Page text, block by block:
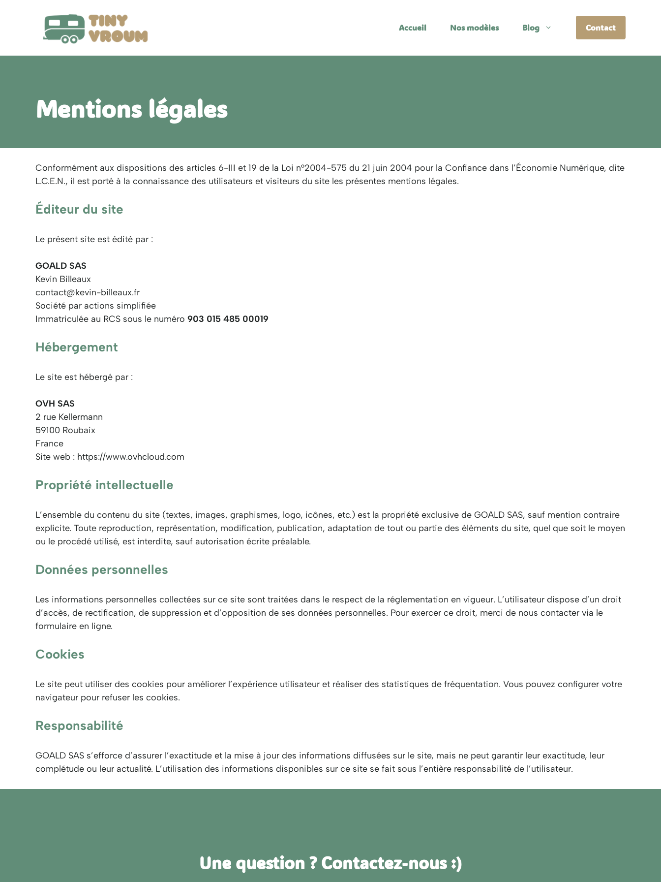
Accueil Nos modèles Blog Contact
Mentions légales
Conformément aux dispositions des articles 6-III et 19 de la Loi n°2004-575 du 21 juin 2004 pour la Confiance dans l’Économie Numérique, dite
L.C.E.N., il est porté à la connaissance des utilisateurs et visiteurs du site les présentes mentions légales.
Éditeur du site
Le présent site est édité par :
GOALD SAS
Kevin Billeaux
contact@kevin-billeaux.fr
Société par actions simplifiée
Immatriculée au RCS sous le numéro 903 015 485 00019
Hébergement
Le site est hébergé par :
OVH SAS
2 rue Kellermann
59100 Roubaix
France
Site web : https://www.ovhcloud.com
Propriété intellectuelle
L’ensemble du contenu du site (textes, images, graphismes, logo, icônes, etc.) est la propriété exclusive de GOALD SAS, sauf mention contraire
explicite. Toute reproduction, représentation, modification, publication, adaptation de tout ou partie des éléments du site, quel que soit le moyen
ou le procédé utilisé, est interdite, sauf autorisation écrite préalable.
Données personnelles
Les informations personnelles collectées sur ce site sont traitées dans le respect de la réglementation en vigueur. L’utilisateur dispose d’un droit
d’accès, de rectification, de suppression et d’opposition de ses données personnelles. Pour exercer ce droit, merci de nous contacter via le
formulaire en ligne.
Cookies
Le site peut utiliser des cookies pour améliorer l’expérience utilisateur et réaliser des statistiques de fréquentation. Vous pouvez configurer votre
navigateur pour refuser les cookies.
Responsabilité
GOALD SAS s’efforce d’assurer l’exactitude et la mise à jour des informations diffusées sur le site, mais ne peut garantir leur exactitude, leur
complétude ou leur actualité. L’utilisation des informations disponibles sur ce site se fait sous l’entière responsabilité de l’utilisateur.
Une question ? Contactez-nous :)